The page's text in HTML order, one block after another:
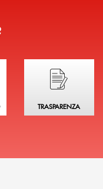
immediata?
Hai bisogno di
TRASPARENZA